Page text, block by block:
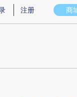
意图存在偏差。不代表
商
注册